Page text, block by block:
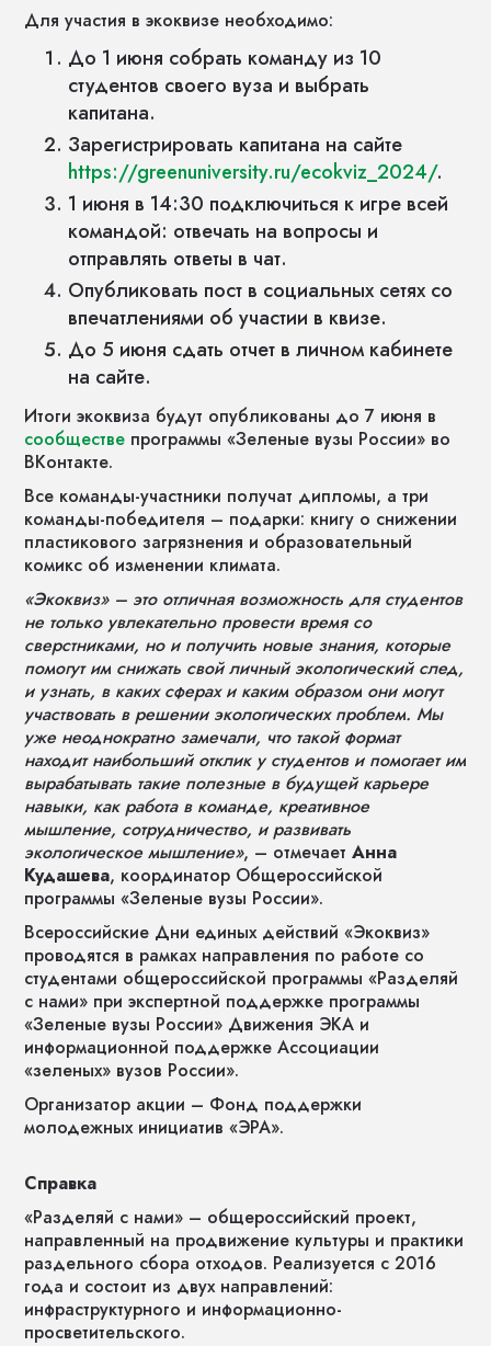
Для участия в экоквизе необходимо:
До 1 июня собрать команду из 10
студентов своего вуза и выбрать
капитана.
Зарегистрировать капитана на сайте
https://greenuniversity.ru/ecokviz_2024/.
1 июня в 14:30 подключиться к игре всей
командой: отвечать на вопросы и
отправлять ответы в чат.
Опубликовать пост в социальных сетях со
впечатлениями об участии в квизе.
До 5 июня сдать отчет в личном кабинете
на сайте.
Итоги экоквиза будут опубликованы до 7 июня в
сообществе программы «Зеленые вузы России» во
ВКонтакте.
Все команды-участники получат дипломы, а три
команды-победителя – подарки: книгу о снижении
пластикового загрязнения и образовательный
комикс об изменении климата.
«Экоквиз» – это отличная возможность для студентов
не только увлекательно провести время со
сверстниками, но и получить новые знания, которые
помогут им снижать свой личный экологический след,
и узнать, в каких сферах и каким образом они могут
участвовать в решении экологических проблем. Мы
уже неоднократно замечали, что такой формат
находит наибольший отклик у студентов и помогает им
вырабатывать такие полезные в будущей карьере
навыки, как работа в команде, креативное
мышление, сотрудничество, и развивать
экологическое мышление», – отмечаетАнна
Кудашева, координатор Общероссийской
программы «Зеленые вузы России».
Всероссийские Дни единых действий «Экоквиз»
проводятся в рамках направления по работе со
студентами общероссийской программы «Разделяй
с нами» при экспертной поддержке программы
«Зеленые вузы России» Движения ЭКА и
информационной поддержке Ассоциации
«зеленых» вузов России».
Организатор акции – Фонд поддержки
молодежных инициатив «ЭРА».
Справка
«Разделяй с нами» – общероссийский проект,
направленный на продвижение культуры и практики
раздельного сбора отходов. Реализуется с 2016
года и состоит из двух направлений:
инфраструктурного и информационно-
просветительского.